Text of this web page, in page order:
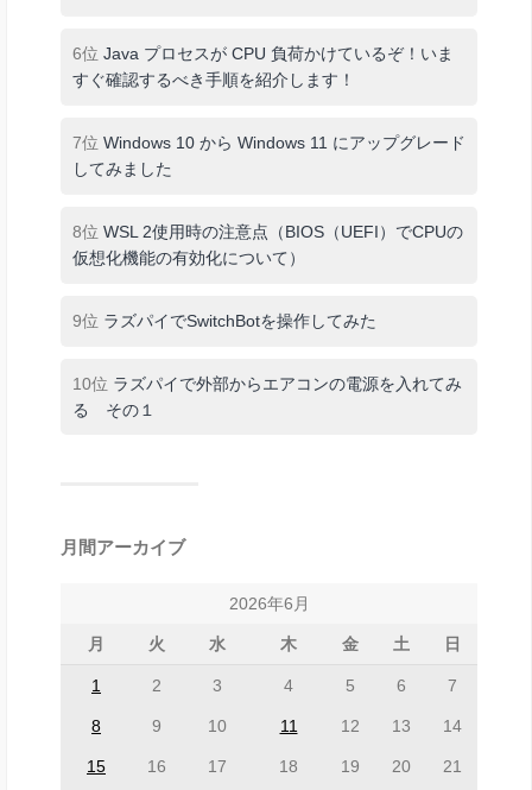
6位 Java プロセスが CPU 負荷かけているぞ！いま
すぐ確認するべき手順を紹介します！
7位 Windows 10 から Windows 11 にアップグレード
してみました
8位 WSL 2使用時の注意点（BIOS（UEFI）でCPUの
仮想化機能の有効化について）
9位 ラズパイでSwitchBotを操作してみた
10位 ラズパイで外部からエアコンの電源を入れてみ
る その１
月間アーカイブ
2026年6月
月 火 水 木 金 土 日
1 2 3 4 5 6 7
8 9 10 11 12 13 14
15 16 17 18 19 20 21